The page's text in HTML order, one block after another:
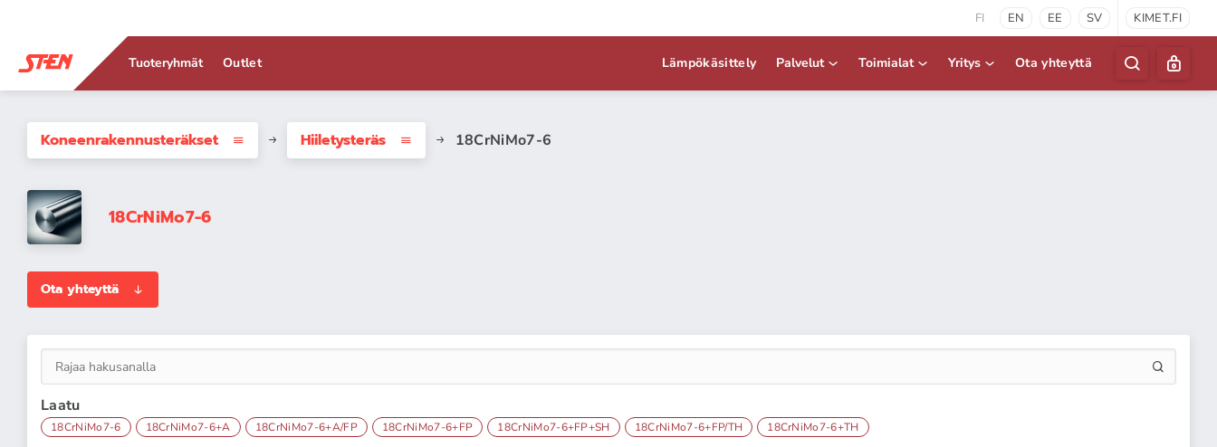
FI EN EE SV KIMET.FI
Tuoteryhmät Outlet Lämpökäsittely Palvelut Toimialat Yritys Ota yhteyttä
Koneenrakennus­teräkset Hiiletysteräs 18CrNiMo7-6
18CrNiMo7-6
Ota yhteyttä
Laatu
18CrNiMo7-6 18CrNiMo7-6+A 18CrNiMo7-6+A/FP 18CrNiMo7-6+FP 18CrNiMo7-6+FP+SH 18CrNiMo7-6+FP/TH 18CrNiMo7-6+TH